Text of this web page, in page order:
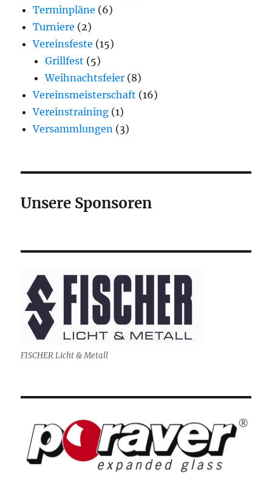
Terminpläne (6)
Turniere (2)
Vereinsfeste (15)
Grillfest (5)
Weihnachtsfeier (8)
Vereinsmeisterschaft (16)
Vereinstraining (1)
Versammlungen (3)
Unsere Sponsoren
FISCHER Licht & Metall